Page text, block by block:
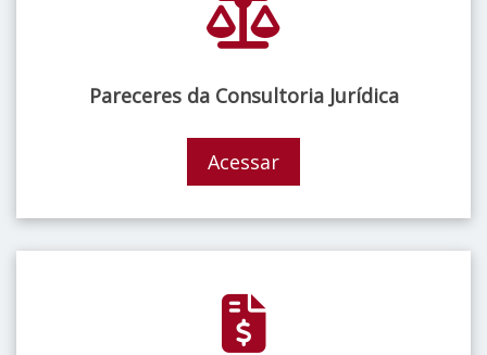
Pareceres da Consultoria Jurídica
Acessar